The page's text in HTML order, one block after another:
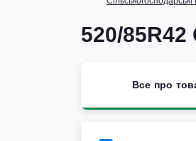
520/85R42
Все про